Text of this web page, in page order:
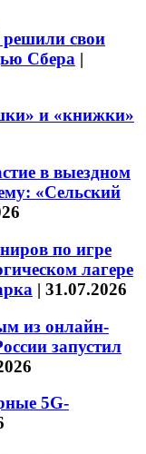
свои
Сбера |
и «книжки»
в выездном
«Сельский
по игре
лагере
| 31.07.2026
из онлайн-
запустил
5G-